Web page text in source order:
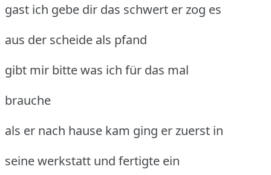
gast ich gebe dir das schwert er zog es
aus der scheide als pfand
gibt mir bitte was ich für das mal
brauche
als er nach hause kam ging er zuerst in
seine werkstatt und fertigte ein